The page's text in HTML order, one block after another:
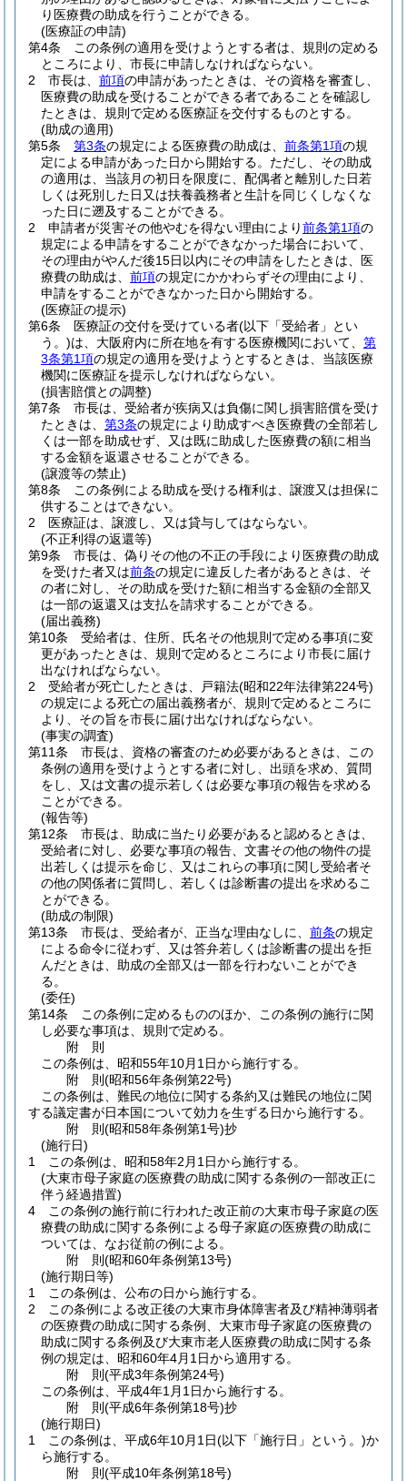
り医療費の助成を行うことができる。
(医療証の申請)
第4条
この条例の適用を受けようとする者は、規則の定める
ところにより、市長に申請しなければならない。
2
市長は、 前項の申請があったときは、その資格を審査し、
医療費の助成を受けることができる者であることを確認し
たときは、規則で定める医療証を交付するものとする。
(助成の適用)
第5条
第3条の規定による医療費の助成は、 前条第1項の規
定による申請があった日から開始する。 ただし、その助成
の適用は、当該月の初日を限度に、配偶者と離別した日若
しくは死別した日又は扶養義務者と生計を同じくしなくな
った日に遡及することができる。
2
申請者が災害その他やむを得ない理由により前条第1項の
規定による申請をすることができなかった場合において、
その理由がやんだ後15日以内にその申請をしたときは、医
療費の助成は、 前項の規定にかかわらずその理由により、
申請をすることができなかった日から開始する。
(医療証の提示)
第6条
医療証の交付を受けている者(以下「受給者」とい
う。)は、大阪府内に所在地を有する医療機関において、 第
3条第1項の規定の適用を受けようとするときは、当該医療
機関に医療証を提示しなければならない。
(損害賠償との調整)
第7条
市長は、受給者が疾病又は負傷に関し損害賠償を受け
たときは、 第3条の規定により助成すべき医療費の全部若し
くは一部を助成せず、又は既に助成した医療費の額に相当
する金額を返還させることができる。
(譲渡等の禁止)
第8条
この条例による助成を受ける権利は、譲渡又は担保に
供することはできない。
2
医療証は、譲渡し、又は貸与してはならない。
(不正利得の返還等)
第9条
市長は、偽りその他の不正の手段により医療費の助成
を受けた者又は前条の規定に違反した者があるときは、そ
の者に対し、その助成を受けた額に相当する金額の全部又
は一部の返還又は支払を請求することができる。
(届出義務)
第10条
受給者は、住所、氏名その他規則で定める事項に変
更があったときは、規則で定めるところにより市長に届け
出なければならない。
2
受給者が死亡したときは、戸籍法(昭和22年法律第224号)
の規定による死亡の届出義務者が、規則で定めるところに
より、その旨を市長に届け出なければならない。
(事実の調査)
第11条
市長は、資格の審査のため必要があるときは、この
条例の適用を受けようとする者に対し、出頭を求め、質問
をし、又は文書の提示若しくは必要な事項の報告を求める
ことができる。
(報告等)
第12条
市長は、助成に当たり必要があると認めるときは、
受給者に対し、必要な事項の報告、文書その他の物件の提
出若しくは提示を命じ、又はこれらの事項に関し受給者そ
の他の関係者に質問し、若しくは診断書の提出を求めるこ
とができる。
(助成の制限)
第13条
市長は、受給者が、正当な理由なしに、 前条の規定
による命令に従わず、又は答弁若しくは診断書の提出を拒
んだときは、助成の全部又は一部を行わないことができ
る。
(委任)
第14条
この条例に定めるもののほか、この条例の施行に関
し必要な事項は、規則で定める。
附 則
この条例は、昭和55年10月1日から施行する。
附 則(昭和56年条例第22号)
この条例は、難民の地位に関する条約又は難民の地位に関
する議定書が日本国について効力を生ずる日から施行する。
附 則(昭和58年条例第1号)抄
(施行日)
1
この条例は、昭和58年2月1日から施行する。
(大東市母子家庭の医療費の助成に関する条例の一部改正に
伴う経過措置)
4
この条例の施行前に行われた改正前の大東市母子家庭の医
療費の助成に関する条例による母子家庭の医療費の助成に
ついては、なお従前の例による。
附 則(昭和60年条例第13号)
(施行期日等)
1
この条例は、公布の日から施行する。
2
この条例による改正後の大東市身体障害者及び精神薄弱者
の医療費の助成に関する条例、大東市母子家庭の医療費の
助成に関する条例及び大東市老人医療費の助成に関する条
例の規定は、昭和60年4月1日から適用する。
附 則(平成3年条例第24号)
この条例は、平成4年1月1日から施行する。
附 則(平成6年条例第18号)抄
(施行期日)
1
この条例は、平成6年10月1日(以下「施行日」という。)か
ら施行する。
附 則(平成10年条例第18号)